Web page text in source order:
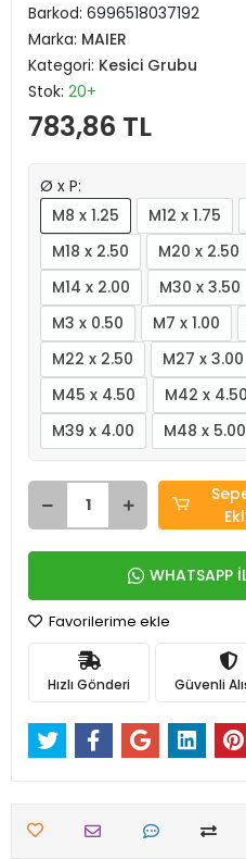
Barkod: 6996518037192
Marka: MAIER
Kategori: Kesici Grubu
Stok: 20+
783,86 TL
Ø x P:
M8 x 1.25
M12 x 1.75
M18 x 2.50
M20 x 2.50
M14 x 2.00
M30 x 3.50
M3 x 0.50
M7 x 1.00
M22 x 2.50
M27 x 3.00
M45 x 4.50
M42 x 4.50
M39 x 4.00
M48 x 5.00
WHATSAPP
Favorilerime ekle
Hızlı Gönderi Güvenli